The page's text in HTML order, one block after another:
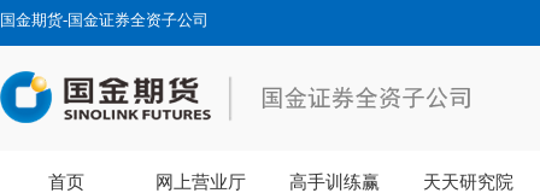
国金期货-国金证券全资子公司
首页 网上营业厅 高手训练赢 天天研究院